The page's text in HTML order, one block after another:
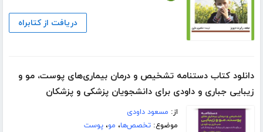
دریافت از کتابراه
دانلود کتاب دستنامه تشخیص و درمان بیماری‌های پوست، مو و
زیبایی جباری و داودی برای دانشجویان پزشکی و پزشکان
از: مسعود داودی
موضوع:تخصص‌ها، مو،پوست